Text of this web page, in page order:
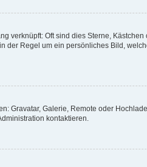
verknüpft: Oft sind dies Sterne,
der Regel um ein persönliches Bild,
Gravatar, Galerie, Remote oder
kontaktieren.